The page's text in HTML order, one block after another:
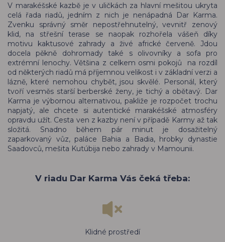
V marakéšské kazbě je v uličkách za hlavní mešitou ukryta
celá řada riadů, jedním z nich je nenápadná Dar Karma.
Zvenku správný směr nepostřehnutelný, vevnitř zenový
klid, na střešní terase se naopak rozhořela vášeň díky
motivu kaktusové zahrady a živé africké červeně. Jdou
docela pěkně dohromady také s olivovníky a sofa pro
extrémní lenochy. Většina z celkem osmi pokojů na rozdíl
od některých riadů má příjemnou velikost i v základní verzi a
lázně, které nemohou chybět, jsou skvělé. Personál, který
tvoří vesměs starší berberské ženy, je tichý a obětavý. Dar
Karma je výbornou alternativou, pakliže je rozpočet trochu
napjatý, ale chcete si autentické marakéšské atmosféry
opravdu užít. Cesta ven z kazby není v případě Karmy až tak
složitá. Snadno během pár minut je dosažitelný
zaparkovaný vůz, paláce Bahia a Badia, hrobky dynastie
Saadovců, mešita Kutúbija nebo zahrady v Mamounii.
V riadu Dar Karma Vás čeká třeba:
Klidné prostředí